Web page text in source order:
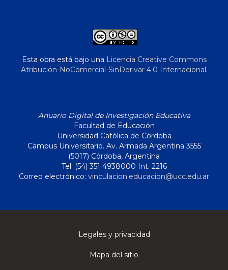
Esta obra está bajo una Licencia Creative Commons
Atribución-NoComercial-SinDerivar 4.0 Internacional.
Anuario Digital de Investigación Educativa
Facultad de Educación
Universidad Católica de Córdoba
Campus Universitario. Av. Armada Argentina 3555
(5017) Córdoba, Argentina
Tel. (54) 351 4938000 Int. 2216
Correo electrónico: vinculacion.educacion@ucc.edu.ar
Legales y privacidad
Mapa del sitio